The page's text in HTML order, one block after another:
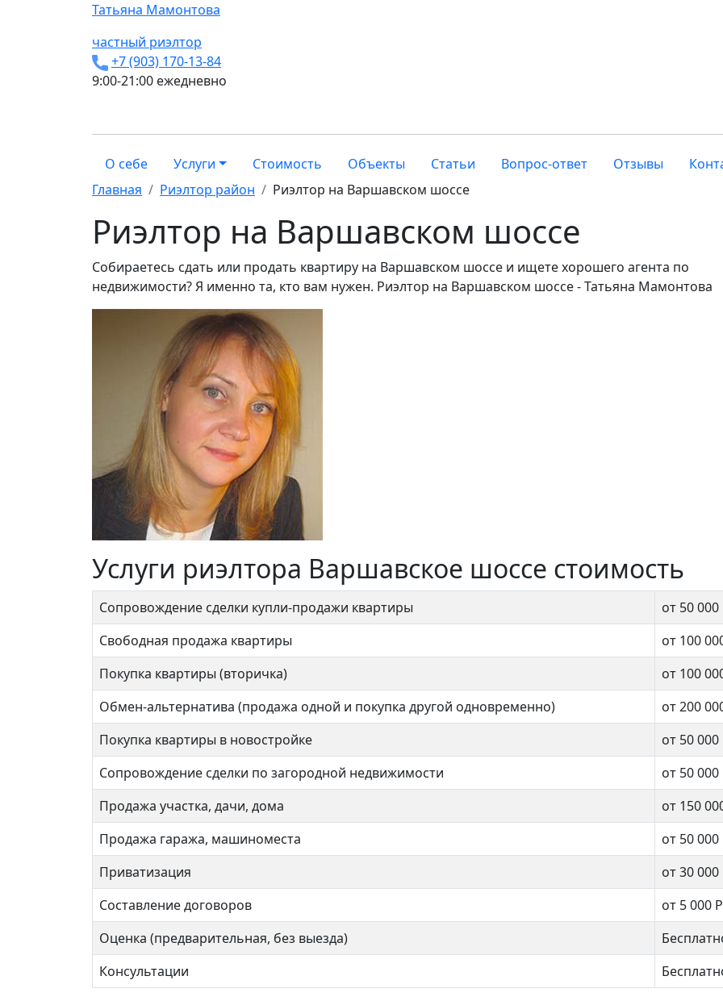
Татьяна Мамонтова
частный риэлтор
+7 (903) 170-13-84
9:00-21:00 ежедневно
О себе Услуги Стоимость Объекты Статьи Вопрос-ответ Отзывы
Главная
Риэлтор район Риэлтор на Варшавском шоссе
Риэлтор на Варшавском шоссе
Собираетесь сдать или продать квартиру на Варшавском шоссе и ищете хорошего агента по
недвижимости? Я именно та, кто вам нужен. Риэлтор на Варшавском шоссе - Татьяна Мамонтова
Услуги риэлтора Варшавское шоссе стоимость
Сопровождение сделки купли-продажи квартиры
от 50 000
Свободная продажа квартиры
от 100
Покупка квартиры (вторичка)
от 100
Обмен-альтернатива (продажа одной и покупка другой одновременно)
от 200
Покупка квартиры в новостройке
от 50 000
Сопровождение сделки по загородной недвижимости
от 50 000
Продажа участка, дачи, дома
от 150
Продажа гаража, машиноместа
от 50 000
Приватизация
от 30 000
Составление договоров
от 5 000 Р
Оценка (предварительная, без выезда)
Консультации
Беговая 20к2
13 500 000 ₽ 9 500 000 ₽
Тихвинская 17с1
25 500 000 ₽